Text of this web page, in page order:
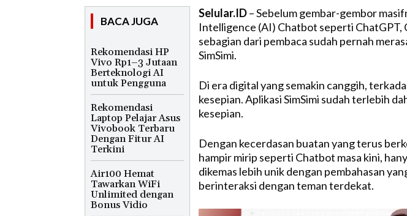
BACA JUGA
Rekomendasi HP
Vivo Rp1–3 Jutaan
Berteknologi AI
untuk Pengguna
Rekomendasi
Laptop Pelajar Asus
Vivobook Terbaru
Dengan Fitur AI
Terkini
Air100 Hemat
Tawarkan WiFi
Unlimited dengan
Bonus Vidio
Selular.ID– Sebelum gembar-gembor
Intelligence (AI) Chatbot seperti ChatGPT,
sebagian dari pembaca sudah pernah
SimSimi.
Di era digital yang semakin canggih,
kesepian. Aplikasi SimSimi sudah terlebih
kesepian.
Dengan kecerdasan buatan yang terus
hampir mirip seperti Chatbot masa kini,
dikemas lebih unik dengan pembahasan
berinteraksi dengan teman terdekat.